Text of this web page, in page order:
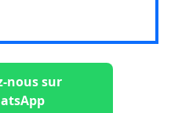
nous sur